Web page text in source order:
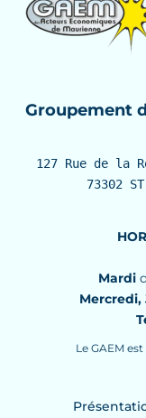
Groupement
127 Rue de la
73302 ST
Mardi
Mercredi,
Le GAEM